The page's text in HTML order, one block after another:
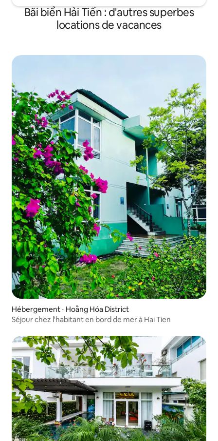
Bãi biển Hải Tiến : d'autres superbes
locations de vacances
Hébergement ⋅ Hoằng Hóa District
Séjour chez l'habitant en bord de mer à Hai Tien